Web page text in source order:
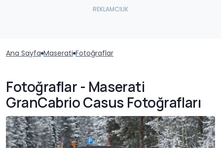
Ana Sayfa Maserati Fotoğraflar
Fotoğraflar - Maserati
GranCabrio Casus Fotoğrafları